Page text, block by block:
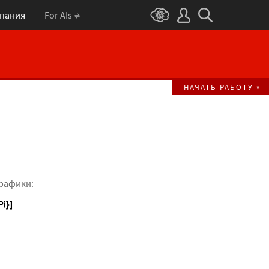
For AIs
НАЧАТЬ РАБОТУ »